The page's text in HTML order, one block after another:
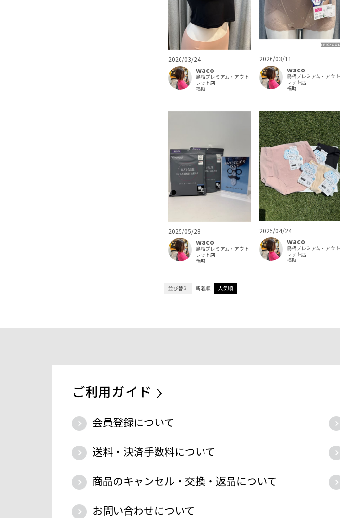
2026/03/24
waco
鳥栖プレミアム・アウト
レット店
福助
2026/03/11
waco
鳥栖プレミアム・アウト
レット店
福助
2025/05/28
waco
鳥栖プレミアム・アウト
レット店
福助
2025/04/24
waco
鳥栖プレミアム・アウト
レット店
福助
並び替え 新着順 人気順
ご利用ガイド
会員登録について
送料・決済手数料について
商品のキャンセル・交換・返品について
お問い合わせについて